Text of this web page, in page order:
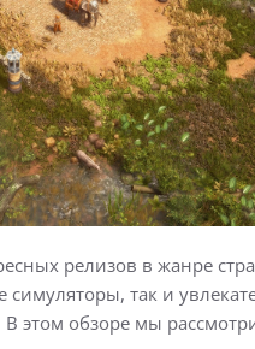
релизов в жанре
симуляторы, так и
В этом обзоре мы